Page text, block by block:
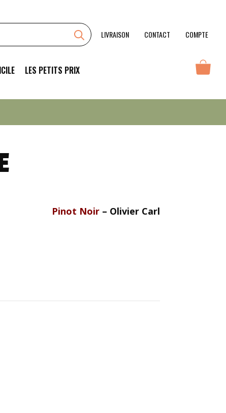
LES PETITS PRIX
LIVRAISON CONTACT COMPTE
Pinot Noir – Olivier Carl